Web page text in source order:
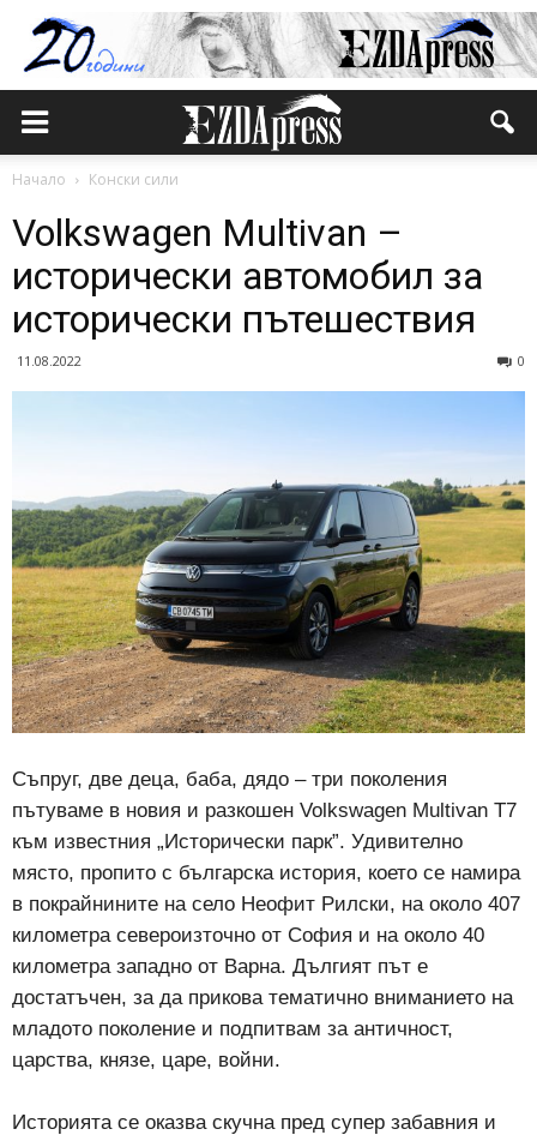
Начало Конски сили
Volkswagen Multivan –
исторически автомобил за
исторически пътешествия
11.08.2022 0
Съпруг, две деца, баба, дядо – три поколения
пътуваме в новия и разкошен Volkswagen Multivan T7
към известния „Исторически парк”. Удивително
място, пропито с българска история, което се намира
в покрайнините на село Неофит Рилски, на около 407
километра североизточно от София и на около 40
километра западно от Варна. Дългият път е
достатъчен, за да прикова тематично вниманието на
младото поколение и подпитвам за античност,
царства, князе, царе, войни.
Историята се оказва скучна пред супер забавния и